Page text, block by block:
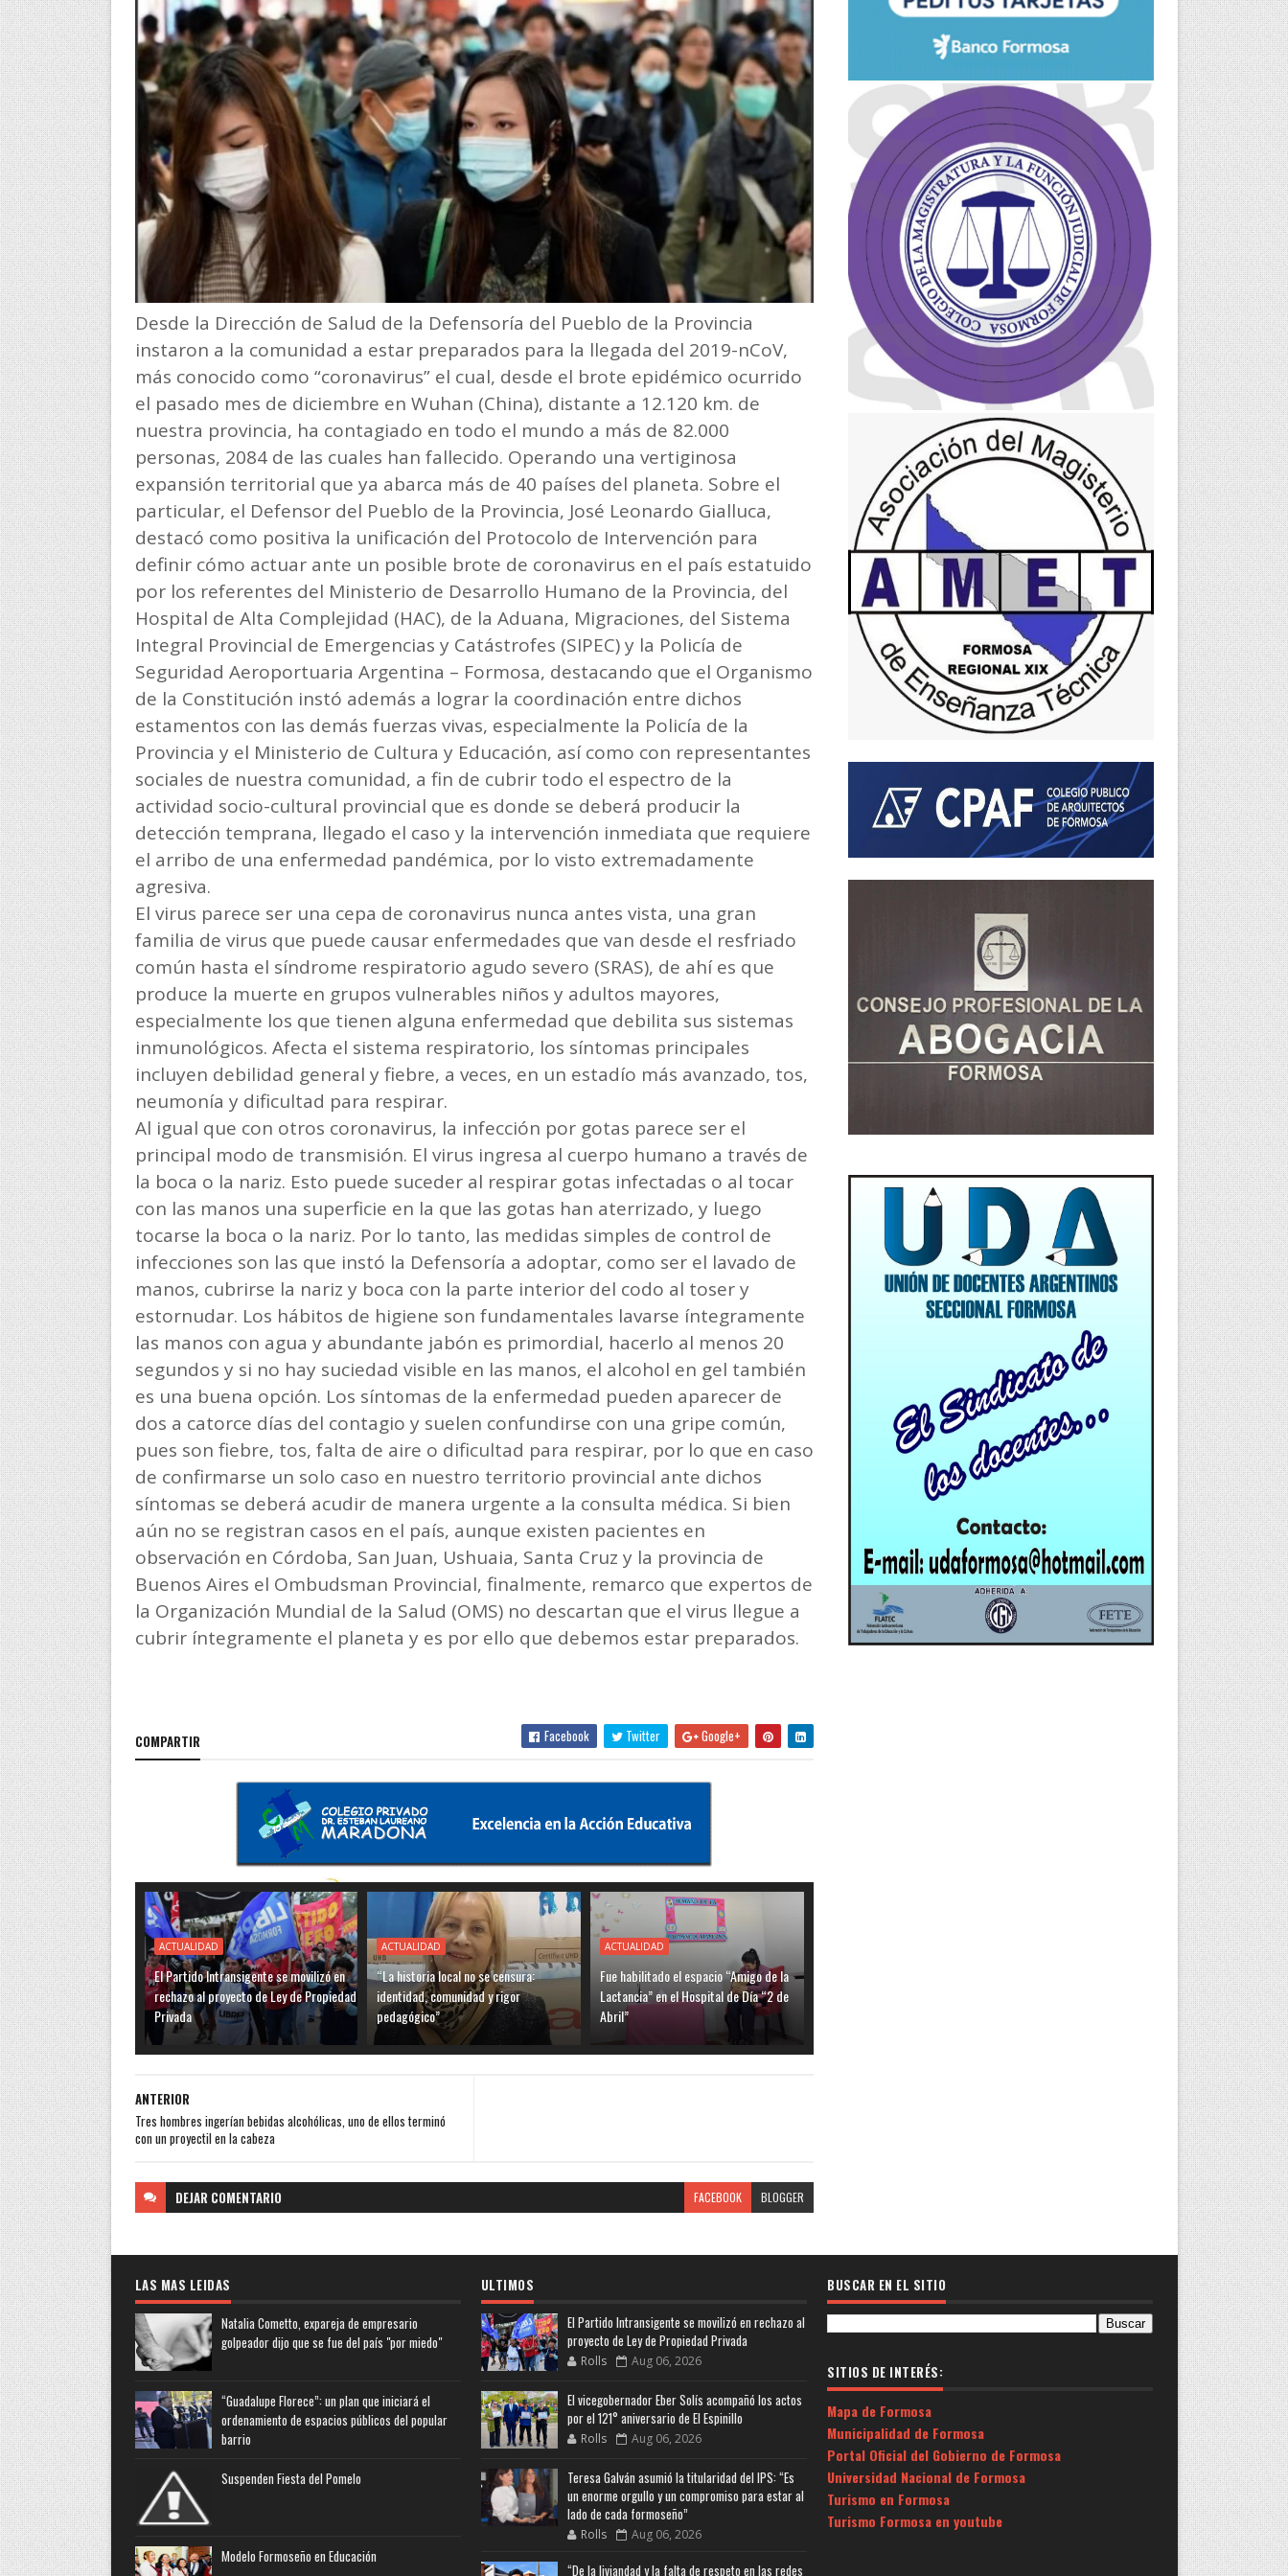
Desde la Dirección de Salud de la Defensoría del Pueblo de la Provincia
instaron a la comunidad a estar preparados para la llegada del 2019-nCoV,
más conocido como “coronavirus” el cual, desde el brote epidémico ocurrido
el pasado mes de diciembre en Wuhan (China), distante a 12.120 km. de
nuestra provincia, ha contagiado en todo el mundo a más de 82.000
personas, 2084 de las cuales han fallecido. Operando una vertiginosa
expansión territorial que ya abarca más de 40 países del planeta. Sobre el
particular, el Defensor del Pueblo de la Provincia, José Leonardo Gialluca,
destacó como positiva la unificación del Protocolo de Intervención para
definir cómo actuar ante un posible brote de coronavirus en el país estatuido
por los referentes del Ministerio de Desarrollo Humano de la Provincia, del
Hospital de Alta Complejidad (HAC), de la Aduana, Migraciones, del Sistema
Integral Provincial de Emergencias y Catástrofes (SIPEC) y la Policía de
Seguridad Aeroportuaria Argentina – Formosa, destacando que el Organismo
de la Constitución instó además a lograr la coordinación entre dichos
estamentos con las demás fuerzas vivas, especialmente la Policía de la
Provincia y el Ministerio de Cultura y Educación, así como con representantes
sociales de nuestra comunidad, a fin de cubrir todo el espectro de la
actividad socio-cultural provincial que es donde se deberá producir la
detección temprana, llegado el caso y la intervención inmediata que requiere
el arribo de una enfermedad pandémica, por lo visto extremadamente
agresiva.
El virus parece ser una cepa de coronavirus nunca antes vista, una gran
familia de virus que puede causar enfermedades que van desde el resfriado
común hasta el síndrome respiratorio agudo severo (SRAS), de ahí es que
produce la muerte en grupos vulnerables niños y adultos mayores,
especialmente los que tienen alguna enfermedad que debilita sus sistemas
inmunológicos. Afecta el sistema respiratorio, los síntomas principales
incluyen debilidad general y fiebre, a veces, en un estadío más avanzado, tos,
neumonía y dificultad para respirar.
Al igual que con otros coronavirus, la infección por gotas parece ser el
principal modo de transmisión. El virus ingresa al cuerpo humano a través de
la boca o la nariz. Esto puede suceder al respirar gotas infectadas o al tocar
con las manos una superficie en la que las gotas han aterrizado, y luego
tocarse la boca o la nariz. Por lo tanto, las medidas simples de control de
infecciones son las que instó la Defensoría a adoptar, como ser el lavado de
manos, cubrirse la nariz y boca con la parte interior del codo al toser y
estornudar. Los hábitos de higiene son fundamentales lavarse íntegramente
las manos con agua y abundante jabón es primordial, hacerlo al menos 20
segundos y si no hay suciedad visible en las manos, el alcohol en gel también
es una buena opción. Los síntomas de la enfermedad pueden aparecer de
dos a catorce días del contagio y suelen confundirse con una gripe común,
pues son fiebre, tos, falta de aire o dificultad para respirar, por lo que en caso
de confirmarse un solo caso en nuestro territorio provincial ante dichos
síntomas se deberá acudir de manera urgente a la consulta médica. Si bien
aún no se registran casos en el país, aunque existen pacientes en
observación en Córdoba, San Juan, Ushuaia, Santa Cruz y la provincia de
Buenos Aires el Ombudsman Provincial, finalmente, remarco que expertos de
la Organización Mundial de la Salud (OMS) no descartan que el virus llegue a
cubrir íntegramente el planeta y es por ello que debemos estar preparados.
COMPARTIR Facebook Twitter Google+
ACTUALIDAD
El Partido Intransigente se movilizó en
rechazo al proyecto de Ley de Propiedad
Privada
ACTUALIDAD
“La historia local no se censura:
identidad, comunidad y rigor
pedagógico”
ACTUALIDAD
Fue habilitado el espacio “Amigo de la
Lactancia” en el Hospital de Día “2 de
Abril”
ANTERIOR
Tres hombres ingerían bebidas alcohólicas, uno de ellos terminó
con un proyectil en la cabeza
DEJAR COMENTARIO FACEBOOK BLOGGER
LAS MAS LEIDAS
Natalia Cometto, expareja de empresario
golpeador dijo que se fue del país "por miedo"
“Guadalupe Florece”: un plan que iniciará el
ordenamiento de espacios públicos del popular
barrio
Suspenden Fiesta del Pomelo
Modelo Formoseño en Educación
ULTIMOS
El Partido Intransigente se movilizó en rechazo al
proyecto de Ley de Propiedad Privada
Rolls Aug 06, 2026
El vicegobernador Eber Solís acompañó los actos
por el 121° aniversario de El Espinillo
Rolls Aug 06, 2026
Teresa Galván asumió la titularidad del IPS: “Es
un enorme orgullo y un compromiso para estar al
lado de cada formoseño”
Rolls Aug 06, 2026
“De la liviandad y la falta de respeto en las redes
BUSCAR EN EL SITIO
SITIOS DE INTERÉS:
Mapa de Formosa
Municipalidad de Formosa
Portal Oficial del Gobierno de Formosa
Universidad Nacional de Formosa
Turismo en Formosa
Turismo Formosa en youtube